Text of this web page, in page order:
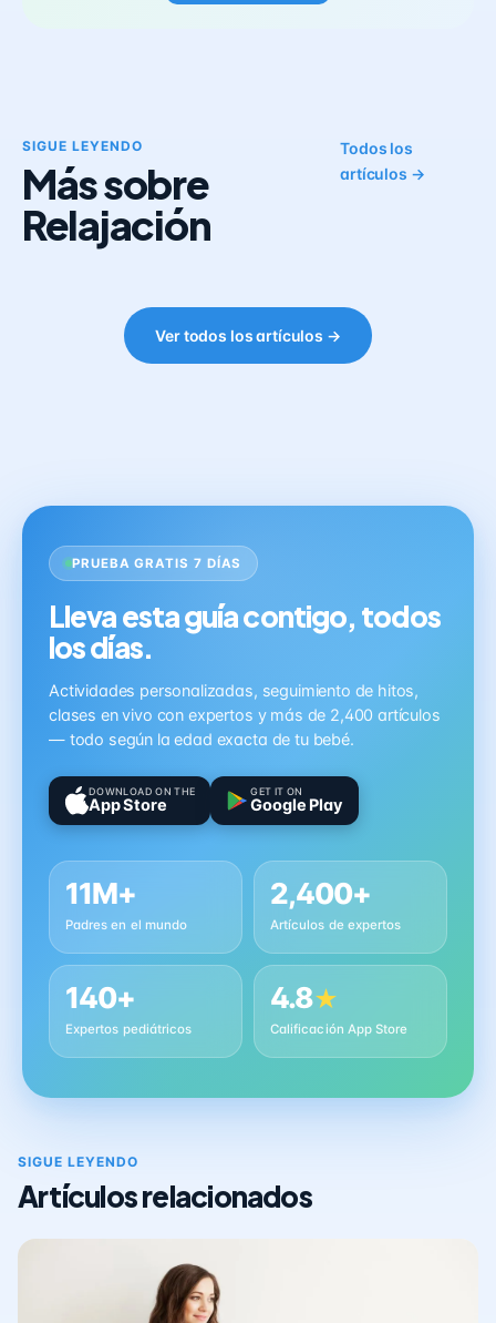
SIGUE LEYENDO
Más sobre
Relajación
Todos los
artículos →
Ver todos los artículos →
PRUEBA GRATIS 7 DÍAS
Lleva esta guía contigo, todos
los días.
Actividades personalizadas, seguimiento de hitos,
clases en vivo con expertos y más de 2,400 artículos
— todo según la edad exacta de tu bebé.
DOWNLOAD ON THE
App Store
GET IT ON
Google Play
11M+
Padres en el mundo
2,400+
Artículos de expertos
140+
Expertos pediátricos
4.8★
Calificación App Store
SIGUE LEYENDO
Artículos relacionados